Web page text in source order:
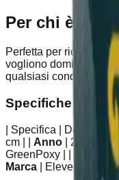
Per chi è?
Perfetta per rider di
vogliono dominare il
qualsiasi condizione.
Specifiche
| Specifica | Dettaglio |
cm | | Anno | 2025 | |
GreenPoxy | |
|
Marca | Eleveight |